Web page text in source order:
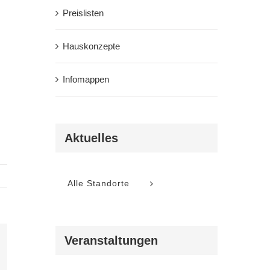
Preislisten
Hauskonzepte
Infomappen
Aktuelles
Alle Standorte
Veranstaltungen